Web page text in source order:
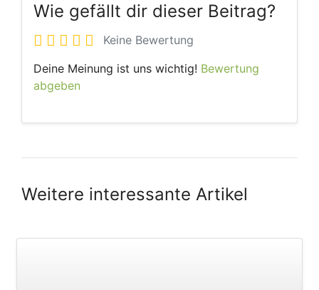
Wie gefällt dir dieser Beitrag?
Keine Bewertung
Deine Meinung ist uns wichtig! Bewertung
abgeben
Weitere interessante Artikel